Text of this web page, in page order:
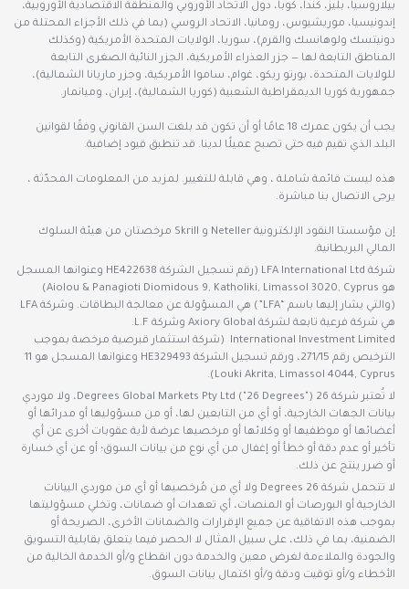
بيلاروسيا، بليز، كندا، كوبا، دول الاتحاد الأوروبي والمنطقة الاقتصادية الأوروبية،
إندونيسيا، موريشيوس، رومانيا، الاتحاد الروسي (بما في ذلك الأجزاء المحتلة من
دونيتسك ولوهانسك والقرم)، سوريا، الولايات المتحدة الأمريكية (وكذلك
المناطق التابعة لها — جزر العذراء الأمريكية، الجزر النائية الصغرى التابعة
للولايات المتحدة، بورتو ريكو، غوام، ساموا الأمريكية، وجزر ماريانا الشمالية)،
جمهورية كوريا الديمقراطية الشعبية (كوريا الشمالية)، إيران، وميانمار.
يجب أن يكون عمرك 18 عامًا أو أن تكون قد بلغت السن القانوني وفقًا لقوانين
البلد الذي تقيم فيه حتى تصبح عميلًا لدينا. قد تنطبق قيود إضافية.
هذه ليست قائمة شاملة ، وهي قابلة للتغيير. لمزيد من المعلومات المحدّثة ،
يرجى الاتصال بنا مباشرة.
إن مؤسستا النقود الإلكترونية Neteller و Skrill مرخصتان من هيئة السلوك
المالي البريطانية.
شركة LFA International Ltd (رقم تسجيل الشركة HE422638 وعنوانها المسجل
هو Aiolou & Panagioti Diomidous 9, Katholiki, Limassol 3020, Cyprus)
(والتي يشار إليها باسم “LFA”) هي المسؤولة عن معالجة البطاقات. وشركة LFA
هي شركة فرعية تابعة لشركة Axiory Global وشركة L.F.
International Investment Limited (شركة استثمار قبرصية مرخصة بموجب
الترخيص رقم 271/15، ورقم تسجيل الشركة HE329493 وعنوانها المسجل هو 11
Louki Akrita, Limassol 4044, Cyprus).
لا تُعتبر شركة 26 Degrees Global Markets Pty Ltd ("26 Degrees")، ولا موردي
بيانات الجهات الخارجية، أو أي من التابعين لها، أو من مسؤوليها أو مدرائها أو
أعضائها أو موظفيها أو وكلائها أو مرخصيها عرضة لأية عقوبات أخرى عن أي
تأخير أو عدم دقة أو خطأ أو إغفال من أي نوع من بيانات السوق؛ أو عن أي خسارة
أو ضرر ينتج عن ذلك.
لا تتحمل شركة 26 Degrees ولا أي من مُرخصيها أو أي من موردي البيانات
الخارجية أو البورصات أو المنصات، أي تعهدات أو ضمانات، وتخلي مسؤوليتها
بموجب هذه الاتفاقية عن جميع الإقرارات والضمانات الأخرى، الصريحة أو
الضمنية، بما في ذلك، على سبيل المثال لا الحصر فيما يتعلق بقابلية التسويق
والجودة والملاءمة لغرض معين والخدمة دون انقطاع و/أو الخدمة الخالية من
الأخطاء و/أو توقيت ودقة و/أو اكتمال بيانات السوق.